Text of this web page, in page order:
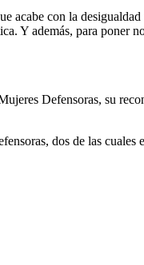
acabe con la
Y además, para poner
Defensoras, su
dos de las cuales